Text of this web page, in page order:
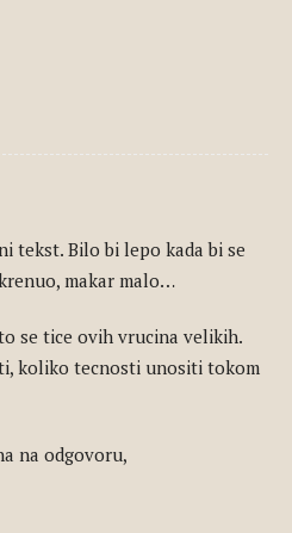
tekst. Bilo bi lepo kada bi se
makar malo…
se tice ovih vrucina velikih.
koliko tecnosti unositi tokom
na odgovoru,